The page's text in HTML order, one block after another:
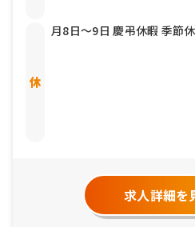
月8日〜9日 慶弔休暇 季節
求人詳細を